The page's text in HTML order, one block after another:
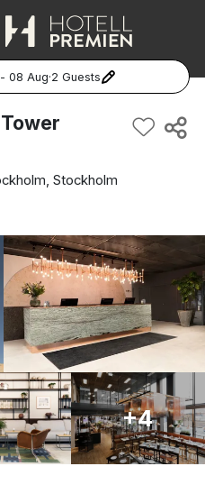
08 Aug·2 Guests
Stockholm
+4